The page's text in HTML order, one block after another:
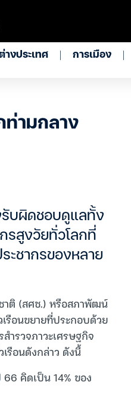
างประเทศ การเมือง
ท่ามกลาง
รับผิดชอบดูแลทั้ง
รสูงวัยทั่วโลกที่
ะชากรของหลาย
าติ (สศช.) หรือสภาพัฒน์
รือนขยายที่ประกอบด้วย
ำรวจภาวะเศรษฐกิจ
รือนดังกล่าว ดังนี้
คิดเป็น 14% ของ